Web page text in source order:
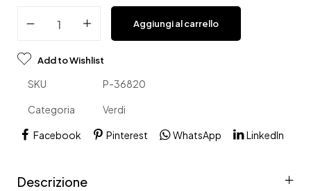
Aggiungi al carrello
Add to Wishlist
SKU P-36820
Categoria Verdi
Facebook Pinterest WhatsApp LinkedIn
Descrizione